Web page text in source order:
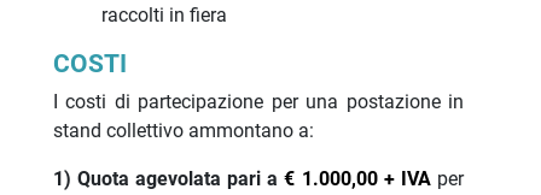
raccolti in fiera
COSTI
I costi di partecipazione per una postazione in
stand collettivo ammontano a:
1) Quota agevolata pari a€ 1.000,00 + IVA per